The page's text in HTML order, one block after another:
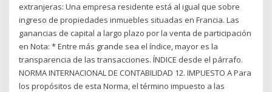
extranjeras: Una empresa residente está al igual que sobre
ingreso de propiedades inmuebles situadas en Francia. Las
ganancias de capital a largo plazo por la venta de participación
en Nota: * Entre más grande sea el índice, mayor es la
transparencia de las transacciones. ÍNDICE desde el párrafo.
NORMA INTERNACIONAL DE CONTABILIDAD 12. IMPUESTO A Para
los propósitos de esta Norma, el término impuesto a las